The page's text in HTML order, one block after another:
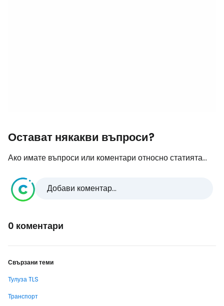
Остават някакви въпроси?
Ако имате въпроси или коментари относно статията...
Добави коментар...
0 коментари
Свързани теми
Тулуза TLS
Транспорт